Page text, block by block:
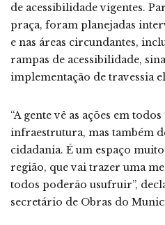
de acessibilidade vigentes.
praça, foram planejadas
e nas áreas circundantes,
rampas de acessibilidade,
implementação de travessia
“A gente vê as ações em
infraestrutura, mas também
cidadania. É um espaço
região, que vai trazer uma
todos poderão usufruir”,
secretário de Obras do